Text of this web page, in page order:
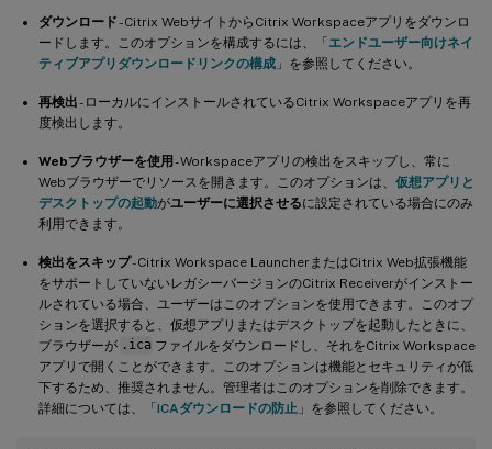
ダウンロード- Citrix WebサイトからCitrix Workspaceアプリをダウンロ
ードします。このオプションを構成するには、「エンドユーザー向けネイ
ティブアプリダウンロードリンクの構成 」を参照してください。
再検出- ローカルにインストールされているCitrix Workspaceアプリを再
度検出します。
Webブラウザーを使用- Workspaceアプリの検出をスキップし、常に
Webブラウザーでリソースを開きます。このオプションは、 仮想アプリと
デスクトップの起動がユーザーに選択させるに設定されている場合にのみ
利用できます。
検出をスキップ- Citrix Workspace LauncherまたはCitrix Web拡張機能
をサポートしていないレガシーバージョンのCitrix Receiverがインストー
ルされている場合、ユーザーはこのオプションを使用できます。このオプ
ションを選択すると、仮想アプリまたはデスクトップを起動したときに、
ブラウザーが .ica ファイルをダウンロードし、それをCitrix Workspace
アプリで開くことができます。このオプションは機能とセキュリティが低
下するため、推奨されません。管理者はこのオプションを削除できます。
詳細については、「ICAダウンロードの防止 」を参照してください。